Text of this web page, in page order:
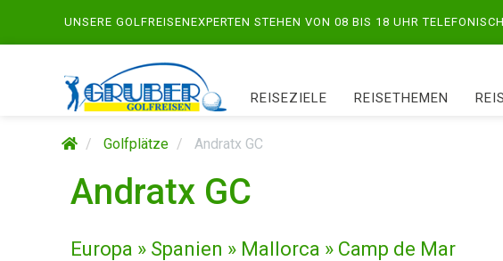
UNSERE GOLFREISENEXPERTEN STEHEN VON 08 BIS 18 UHR
REISEZIELE REISETHEMEN
Golfplätze Andratx GC
Andratx GC
Europa » Spanien » Mallorca » Camp de Mar